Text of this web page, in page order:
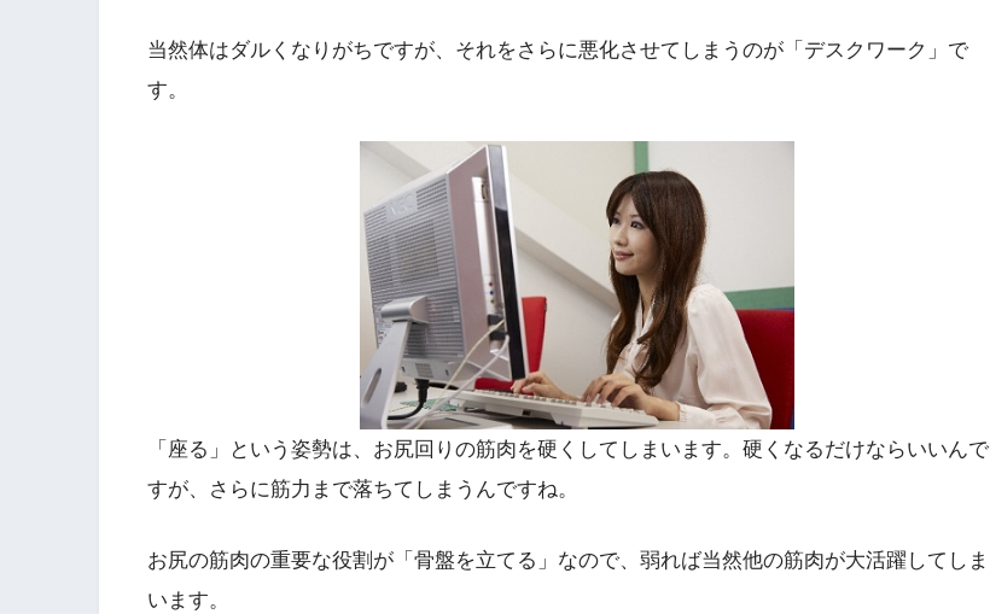
当然体はダルくなりがちですが、それをさらに悪化させてしまうのが「デスクワーク」で
す。
「座る」という姿勢は、お尻回りの筋肉を硬くしてしまいます。硬くなるだけならいいんで
すが、さらに筋力まで落ちてしまうんですね。
お尻の筋肉の重要な役割が「骨盤を立てる」なので、弱れば当然他の筋肉が大活躍してしま
います。